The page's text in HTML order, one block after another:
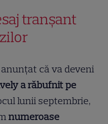
tranșant
că va deveni
a răbufnit pe
lunii septembrie,
numeroase